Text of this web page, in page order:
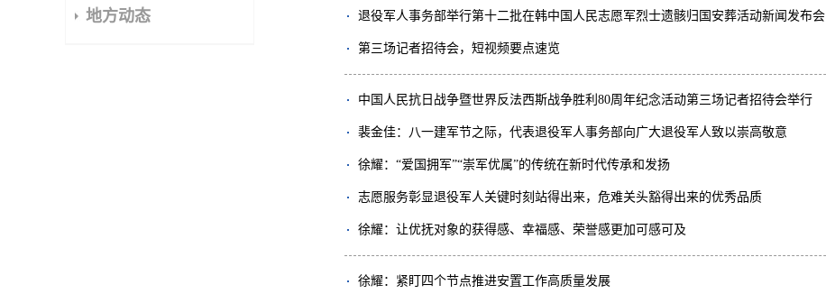
地方动态 退役军人事务部举行第十二批在韩中国人民志愿军烈士遗骸归国安葬活动新闻发布会
第三场记者招待会，短视频要点速览
中国人民抗日战争暨世界反法西斯战争胜利80周年纪念活动第三场记者招待会举行
裴金佳：八一建军节之际，代表退役军人事务部向广大退役军人致以崇高敬意
徐耀：“爱国拥军”“崇军优属”的传统在新时代传承和发扬
志愿服务彰显退役军人关键时刻站得出来，危难关头豁得出来的优秀品质
徐耀：让优抚对象的获得感、幸福感、荣誉感更加可感可及
徐耀：紧盯四个节点推进安置工作高质量发展